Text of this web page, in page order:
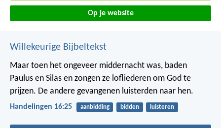
Op je website
Willekeurige Bijbeltekst
Maar toen het ongeveer middernacht was, baden
Paulus en Silas en zongen ze lofliederen om God te
prijzen. De andere gevangenen luisterden naar hen.
Handelingen 16:25 aanbidding bidden luisteren